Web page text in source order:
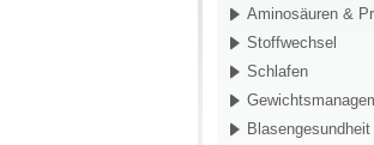
Aminosäuren &
Stoffwechsel
Schlafen
Blasengesundheit